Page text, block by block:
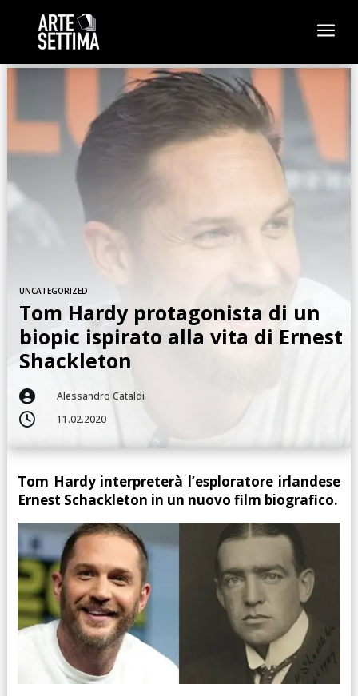
a
UNCATEGORIZED
Tom Hardy protagonista di un
biopic ispirato alla vita di Ernest
Shackleton
 Alessandro Cataldi
 11.02.2020
Tom Hardy interpreterà l’esploratore irlandese
Ernest Schackleton in un nuovo film biografico.